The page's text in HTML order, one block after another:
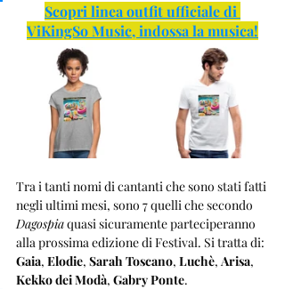
Scopri linea outfit ufficiale di
ViKingSo Music, indossa la musica!
Tra i tanti nomi di cantanti che sono stati fatti
negli ultimi mesi, sono 7 quelli che secondo
Dagospia quasi sicuramente parteciperanno
alla prossima edizione di Festival. Si tratta di:
Gaia, Elodie, Sarah Toscano, Luchè, Arisa,
Kekko dei Modà, Gabry Ponte.